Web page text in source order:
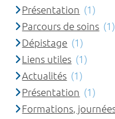
Présentation (1)
Parcours de soins (1)
Dépistage (1)
Liens utiles (1)
Actualités (1)
Présentation (1)
Formations,